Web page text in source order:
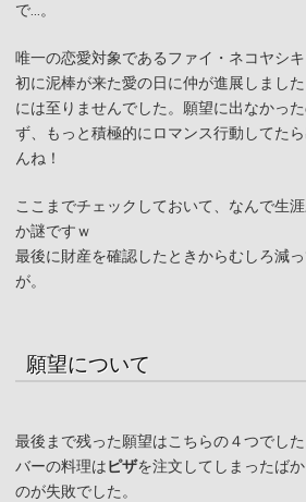
で…。
唯一の恋愛対象であるファイ・ネコヤシ
初に泥棒が来た愛の日に仲が進展しまし
には至りませんでした。願望に出なかっ
ず、もっと積極的にロマンス行動してた
んね！
ここまでチェックしておいて、なんで生
か謎ですｗ
最後に財産を確認したときからむしろ減
が。
願望について
最後まで残った願望はこちらの４つでした
バーの料理はピザを注文してしまったば
のが失敗でした。